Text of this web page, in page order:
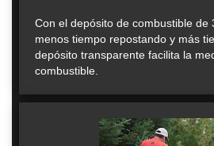
Con el depósito de combustible de
menos tiempo repostando y más
depósito transparente facilita la
combustible.